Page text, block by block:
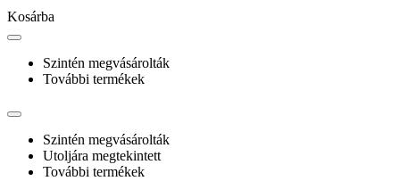
Kosárba
Szintén megvásárolták
További termékek
Szintén megvásárolták
Utoljára megtekintett
További termékek